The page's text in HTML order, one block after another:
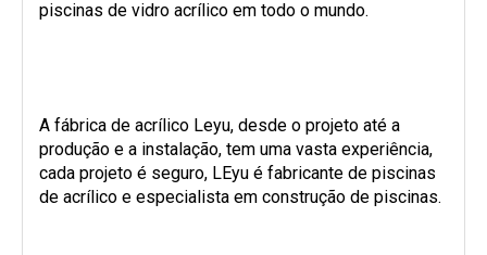
piscinas de vidro acrílico em todo o mundo.
A fábrica de acrílico Leyu, desde o projeto até a
produção e a instalação, tem uma vasta experiência,
cada projeto é seguro, LEyu é fabricante de piscinas
de acrílico e especialista em construção de piscinas.